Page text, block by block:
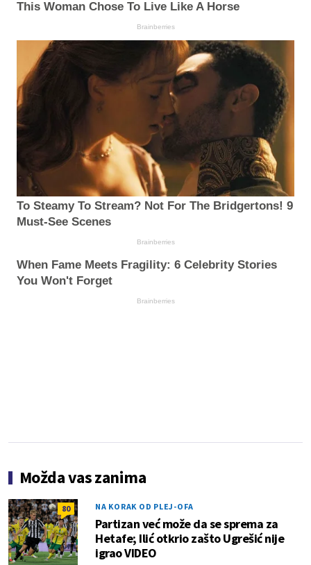
This Woman Chose To Live Like A Horse
Brainberries
To Steamy To Stream? Not For The Bridgertons! 9
Must-See Scenes
Brainberries
When Fame Meets Fragility: 6 Celebrity Stories
You Won't Forget
Brainberries
Možda vas zanima
80 NA KORAK OD PLEJ-OFA
Partizan već može da se sprema za
Hetafe; Ilić otkrio zašto Ugrešić nije
igrao VIDEO